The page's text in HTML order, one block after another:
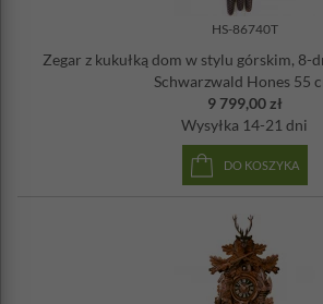
HS-86740T
Zegar z kukułką dom w stylu górskim, 8-
Schwarzwald Hones 55
9 799,00 zł
Wysyłka 14-21 dni
DO KOSZYKA